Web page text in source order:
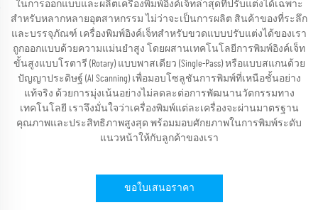
ในการออกแบบและผลิตเครื่องพิมพ์อิงค์เจ็ทล่าสุดที่ปรับแต่งได้เฉพาะ
สำหรับหลากหลายอุตสาหกรรม ไม่ว่าจะเป็นการผลิต สินค้าของที่ระลึก
และบรรจุภัณฑ์ เครื่องพิมพ์อิงค์เจ็ทสำหรับขวดแบบปรับแต่งได้ของเรา
ถูกออกแบบด้วยความแม่นยำสูง โดยผสานเทคโนโลยีการพิมพ์อิงค์เจ็ท
ขั้นสูงแบบโรตารี (Rotary) แบบพาสเดียว (Single-Pass) หรือแบบสแกนด้วย
ปัญญาประดิษฐ์ (AI Scanning) เพื่อมอบโซลูชันการพิมพ์ที่เหนือชั้นอย่าง
แท้จริง ด้วยการมุ่งเน้นอย่างไม่ลดละต่อการพัฒนานวัตกรรมทาง
เทคโนโลยี เราจึงมั่นใจว่าเครื่องพิมพ์แต่ละเครื่องจะผ่านมาตรฐาน
คุณภาพและประสิทธิภาพสูงสุด พร้อมมอบศักยภาพในการพิมพ์ระดับ
แนวหน้าให้กับลูกค้าของเรา
ขอใบเสนอราคา